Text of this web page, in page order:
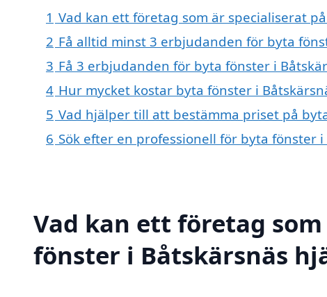
1 Vad kan ett företag som är specialiserat
2 Få alltid minst 3 erbjudanden för byta
3 Få 3 erbjudanden för byta fönster i
4 Hur mycket kostar byta fönster i
5 Vad hjälper till att bestämma priset på
6 Sök efter en professionell för byta fönster
Vad kan ett företag
fönster i Båtskärsnäs